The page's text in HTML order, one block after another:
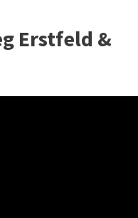
Erstfeld &